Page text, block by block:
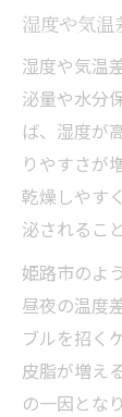
湿度や気温
湿度や気温
泌量や水分
ば、湿度が
りやすさが
乾燥しやす
泌されるこ
姫路市のよ
昼夜の温度
ブルを招く
皮脂が増え
の一因とな